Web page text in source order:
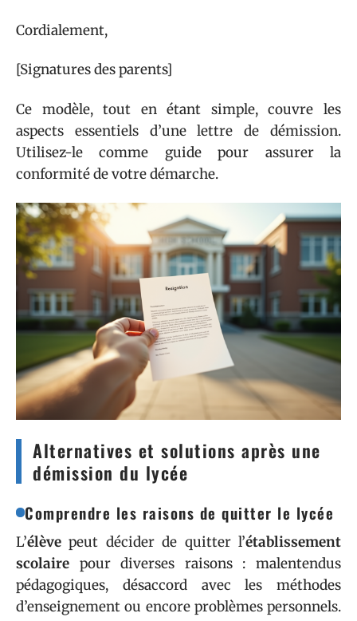
Cordialement,
[Signatures des parents]
Ce modèle, tout en étant simple, couvre les
aspects essentiels d’une lettre de démission.
Utilisez-le comme guide pour assurer la
conformité de votre démarche.
Alternatives et solutions après une
démission du lycée
Comprendre les raisons de quitter le lycée
L’élève peut décider de quitter l’établissement
scolaire pour diverses raisons : malentendus
pédagogiques, désaccord avec les méthodes
d’enseignement ou encore problèmes personnels.